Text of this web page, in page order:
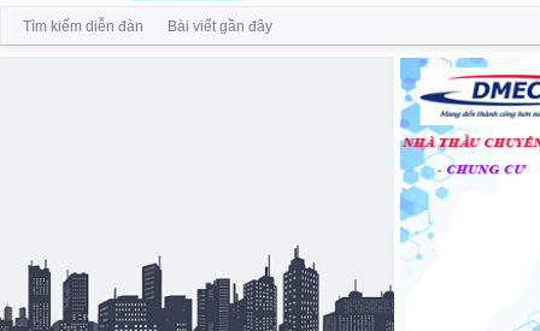
Tìm kiếm diễn đàn Bài viết gần đây